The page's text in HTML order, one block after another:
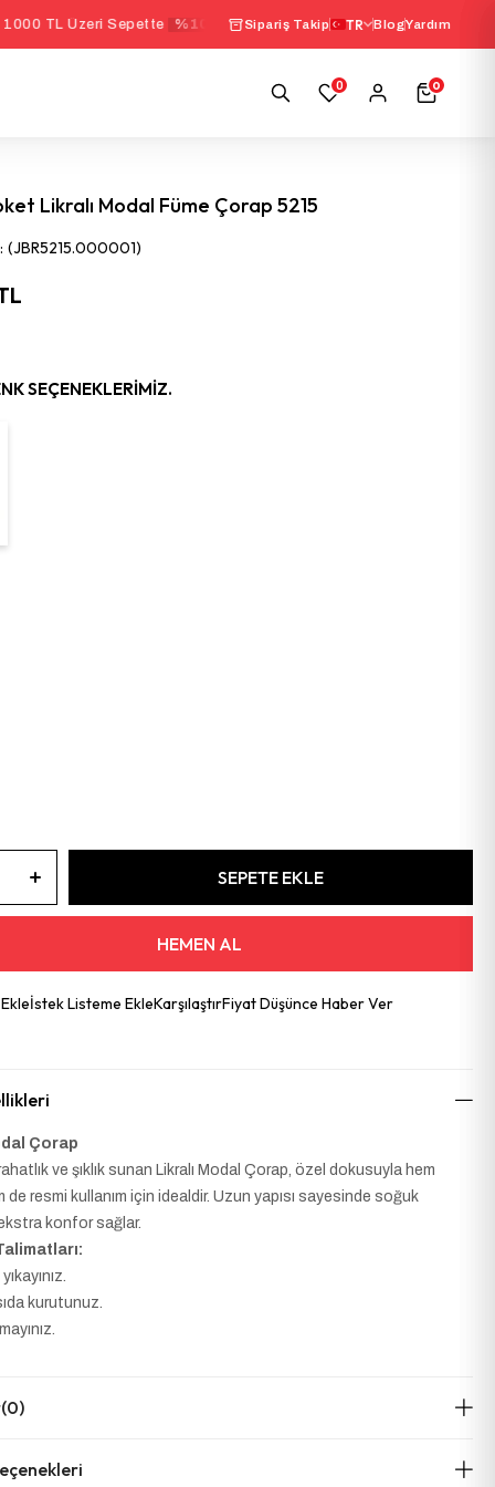
Sepette %10 İndirim | Seçili İç Giyim
Sipariş Takip TR BlogYardım
0 0
Likralı Modal Füme Çorap 5215
(JBR5215.000001)
SEÇENEKLERIMIZ.
İstek Listeme EkleKarşılaştırFiyat Düşünce Haber Ver
Çorap
ve şıklık sunan Likralı Modal Çorap, özel dokusuyla hem
de resmi kullanım için idealdir. Uzun yapısı sayesinde soğuk
konfor sağlar.
kurutunuz.
(0)